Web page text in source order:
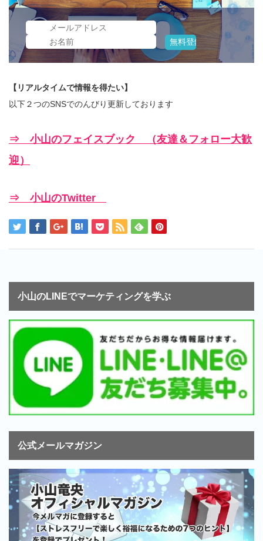
【リアルタイムで情報を得たい】
以下２つのSNSでのんびり更新しております
⇒ 小山のフェイスブック （友達＆フォロー大歓
迎）
⇒ 小山のTwitter
小山のLINEでマーケティングを学ぶ
公式メールマガジン